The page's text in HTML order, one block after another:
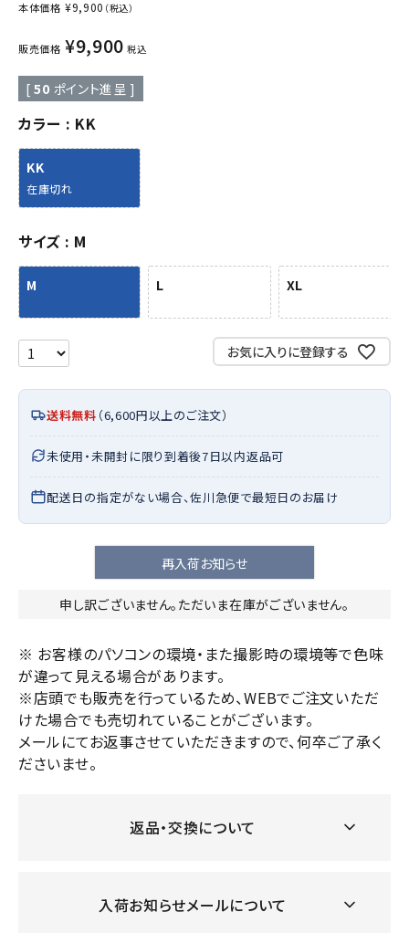
本体価格 ¥9,900 （税込）
販売価格 ¥9,900 税込
[ 50 ポイント進呈 ]
カラー KK
KK
在庫切れ
サイズ M
M L XL
お気に入りに登録する
送料無料 （6,600円以上のご注文）
未使用・未開封に限り到着後7日以内返品可
配送日の指定がない場合、佐川急便で最短日のお届け
再入荷お知らせ
申し訳ございません。ただいま在庫がございません。
※ お客様のパソコンの環境・また撮影時の環境等で色味
が違って見える場合があります。
※店頭でも販売を行っているため、WEBでご注文いただ
けた場合でも売切れていることがございます。
メールにてお返事させていただきますので、何卒ご了承く
ださいませ。
返品・交換について
入荷お知らせメールについて